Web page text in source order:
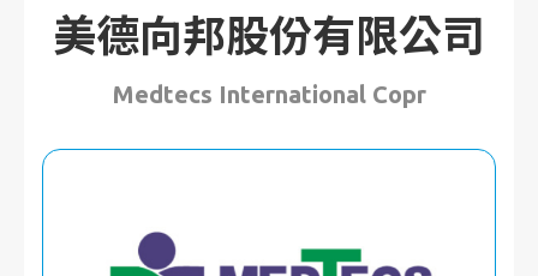
美德向邦股份有限公司
Medtecs International Copr